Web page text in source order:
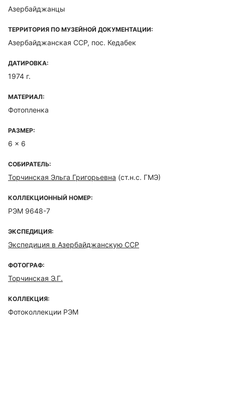
Азербайджанцы
ТЕРРИТОРИЯ ПО МУЗЕЙНОЙ ДОКУМЕНТАЦИИ:
Азербайджанская ССР, пос. Кедабек
ДАТИРОВКА:
1974 г.
МАТЕРИАЛ:
Фотопленка
РАЗМЕР:
6 x 6
СОБИРАТЕЛЬ:
Торчинская Эльга Григорьевна (ст.н.с. ГМЭ)
КОЛЛЕКЦИОННЫЙ НОМЕР:
РЭМ 9648-7
ЭКСПЕДИЦИЯ:
Экспедиция в Азербайджанскую ССР
ФОТОГРАФ:
Торчинская Э.Г.
КОЛЛЕКЦИЯ:
Фотоколлекции РЭМ